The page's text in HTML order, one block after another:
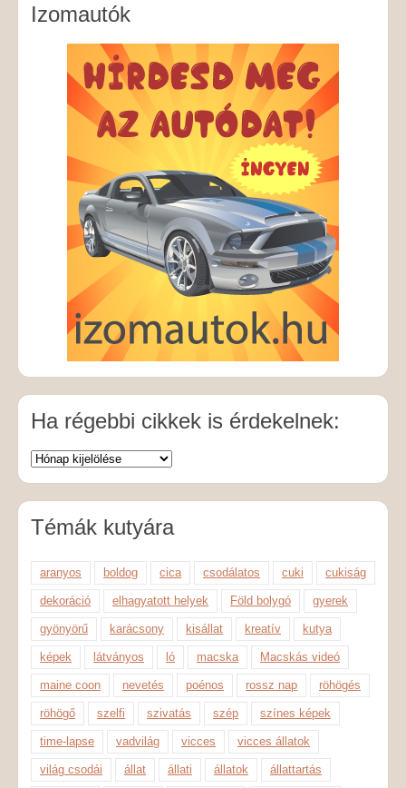
Izomautók
Ha régebbi cikkek is érdekelnek:
Témák kutyára
aranyos boldog cica csodálatos cuki cukiság
dekoráció elhagyatott helyek Föld bolygó gyerek
gyönyörű karácsony kisállat kreatív kutya
képek látványos ló macska Macskás videó
maine coon nevetés poénos rossz nap röhögés
röhögő szelfi szivatás szép színes képek
time-lapse vadvilág vicces vicces állatok
világ csodái állat állati állatok állattartás